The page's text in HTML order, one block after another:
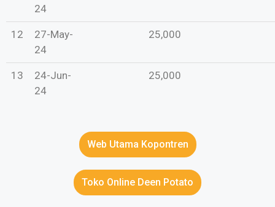
24
12
27-May-
24
25,000
13
24-Jun-
24
25,000
Web Utama Kopontren
Toko Online Deen Potato